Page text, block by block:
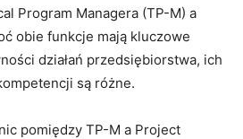
Program Managera (TP-M) a
obie funkcje mają ⁤kluczowe
działań⁢ przedsiębiorstwa, ich
są ‌różne.
pomiędzy ⁣TP-M a Project​